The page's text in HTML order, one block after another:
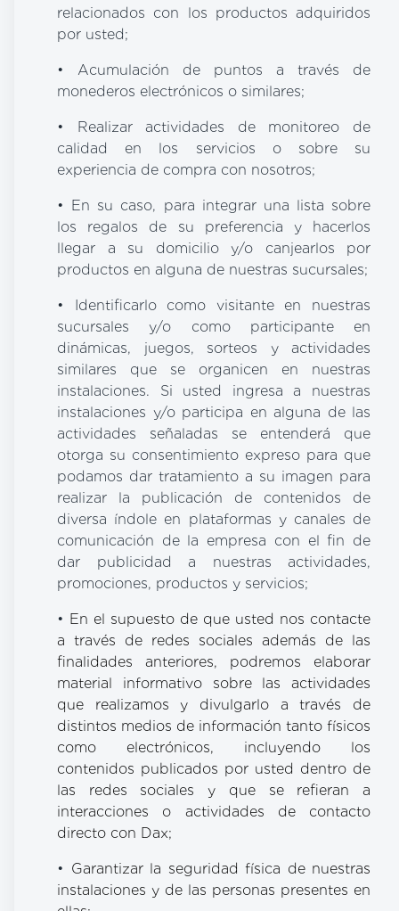
relacionados con los productos adquiridos
por usted;
• Acumulación de puntos a través de
monederos electrónicos o similares;
• Realizar actividades de monitoreo de
calidad en los servicios o sobre su
experiencia de compra con nosotros;
• En su caso, para integrar una lista sobre
los regalos de su preferencia y hacerlos
llegar a su domicilio y/o canjearlos por
productos en alguna de nuestras sucursales;
• Identificarlo como visitante en nuestras
sucursales y/o como participante en
dinámicas, juegos, sorteos y actividades
similares que se organicen en nuestras
instalaciones. Si usted ingresa a nuestras
instalaciones y/o participa en alguna de las
actividades señaladas se entenderá que
otorga su consentimiento expreso para que
podamos dar tratamiento a su imagen para
realizar la publicación de contenidos de
diversa índole en plataformas y canales de
comunicación de la empresa con el fin de
dar publicidad a nuestras actividades,
promociones, productos y servicios;
• En el supuesto de que usted nos contacte
a través de redes sociales además de las
finalidades anteriores, podremos elaborar
material informativo sobre las actividades
que realizamos y divulgarlo a través de
distintos medios de información tanto físicos
como electrónicos, incluyendo los
contenidos publicados por usted dentro de
las redes sociales y que se refieran a
interacciones o actividades de contacto
directo con Dax;
• Garantizar la seguridad física de nuestras
instalaciones y de las personas presentes en